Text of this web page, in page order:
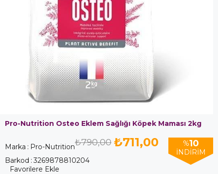
Pro-Nutrition Osteo Eklem Sağlığı Köpek Maması 2kg
Marka : Pro-Nutrition %10
İNDIRIM
₺790,00 ₺711,00
Barkod : 3269878810204
Favorilere Ekle